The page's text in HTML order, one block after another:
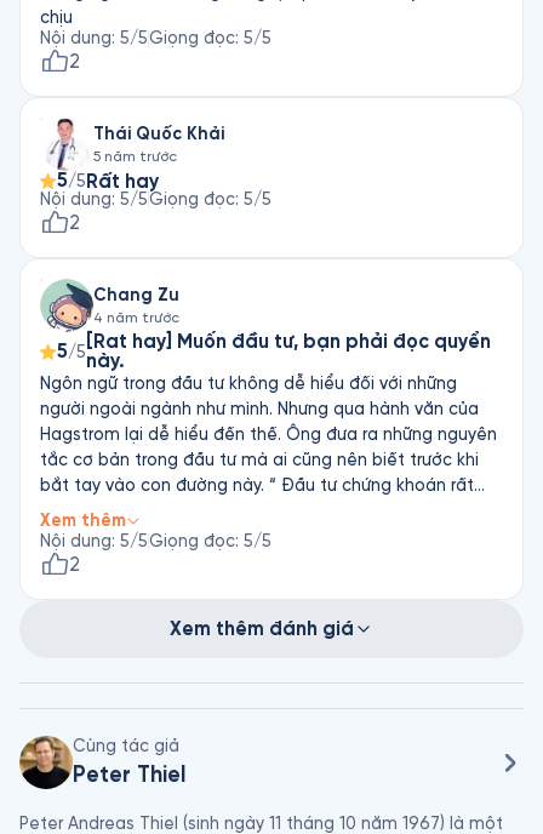
chịu
Nội dung: 5/5Giọng đọc: 5/5
2
Thái Quốc Khải
5 năm trước
5/5 Rất hay
Nội dung: 5/5Giọng đọc: 5/5
2
Chang Zu
4 năm trước
5/5 [Rat hay] Muốn đầu tư, bạn phải đọc quyển
này.
Ngôn ngữ trong đầu tư không dễ hiểu đối với những
người ngoài ngành như mình. Nhưng qua hành văn của
Hagstrom lại dễ hiểu đến thế. Ông đưa ra những nguyên
tắc cơ bản trong đầu tư mà ai cũng nên biết trước khi
bắt tay vào con đường này. “ Đầu tư chứng khoán rất
đơn giản, chỉ cần tìm những công ty có mô hình hoạt
động kinh doanh tốt, đội ngũ quản trị tốt; rồi mua cổ
phiếu của những công ty này ở mức giá thấp hơn giá trị
Xem thêm
Nội dung: 5/5Giọng đọc: 5/5
2
Xem thêm đánh giá
Cùng tác giả
Peter Thiel
Peter Andreas Thiel (sinh ngày 11 tháng 10 năm 1967) là một